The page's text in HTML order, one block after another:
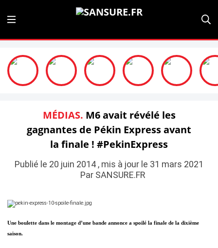
MÉDIAS. M6 avait révélé les
gagnantes de Pékin Express avant
la finale ! #PekinExpress
Publié le 20 juin 2014 , mis à jour le 31 mars 2021
Par SANSURE.FR
Une boulette dans le montage d’une bande annonce a spoilé la finale de la dixième
saison.